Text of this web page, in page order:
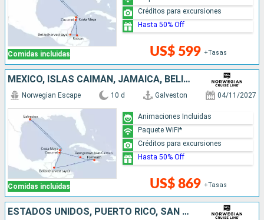
Comidas incluidas US$ 599 +Tasas
Créditos para excursiones
Hasta 50% Off
MÉXICO, ISLAS CAIMÁN, JAMAICA, BELICE, ESTADOS UNIDOS
Comidas incluidas
Norwegian Escape 10 d Galveston 04/11/2027
US$ 869 +Tasas
Animaciones Incluidas
Paquete WiFi*
Créditos para excursiones
Hasta 50% Off
ESTADOS UNIDOS, PUERTO RICO, SAN MARTÍN, REPÚBLICA DOMINICANA